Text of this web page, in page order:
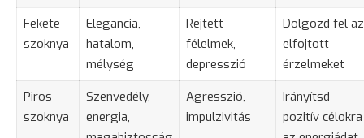
Fekete
szoknya
Elegancia,
hatalom,
mélység
Rejtett
félelmek,
depresszió
Dolgozd fel az
elfojtott
érzelmeket
Piros
szoknya
Szenvedély,
energia,
Agresszió,
impulzivitás
Irányítsd
pozitív célokra